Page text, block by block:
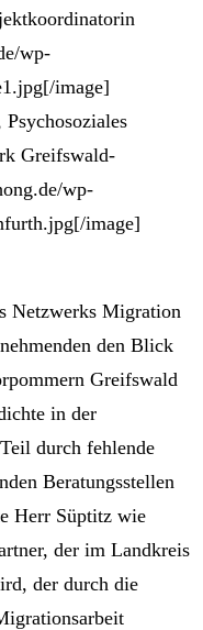
wp-
image]
Greifswald-
wp-
image]
Netzwerks Migration
den Blick
Greifswald
in der
durch fehlende
Beratungsstellen
Herr Süptitz wie
der im Landkreis
der durch die